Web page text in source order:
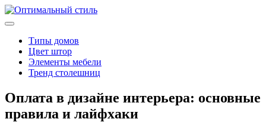
Типы домов
Цвет штор
Элементы мебели
Тренд столешниц
Оплата в дизайне интерьера: основные
правила и лайфхаки